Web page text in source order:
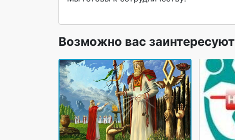
Возможно вас заинтересуют